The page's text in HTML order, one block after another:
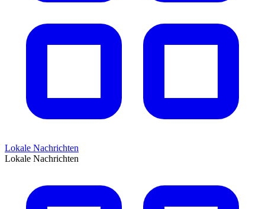
Lokale Nachrichten
Lokale Nachrichten